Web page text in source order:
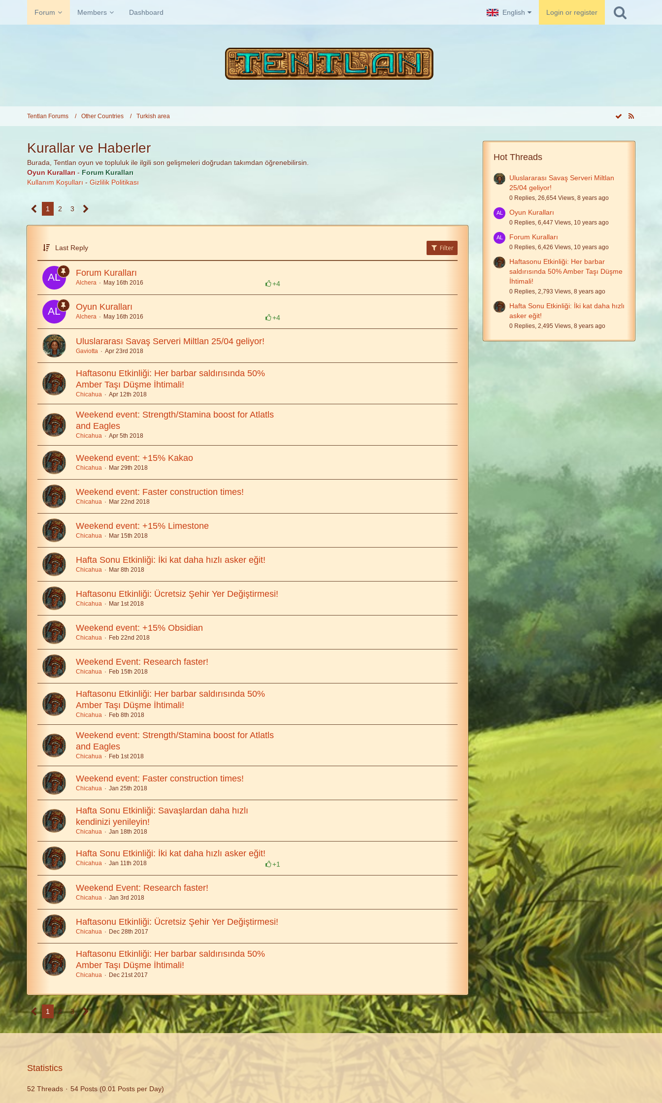
Forum Members Dashboard English Login or register
Tentlan Forums Other Countries Turkish area
Kurallar ve Haberler
Burada, Tentlan oyun ve topluluk ile ilgili son gelişmeleri doğrudan takımdan öğrenebilirsin.
Oyun Kuralları- Forum Kuralları
Kullanım Koşulları - Gizlilik Politikası
1 2 3
Last Reply Filter
Forum Kuralları
+4
Alchera May 16th 2016
Oyun Kuralları
+4
Alchera May 16th 2016
Uluslararası Savaş Serveri Miltlan 25/04 geliyor!
Gaviotta Apr 23rd 2018
Haftasonu Etkinliği: Her barbar saldırısında 50%
Amber Taşı Düşme İhtimali!
Chicahua Apr 12th 2018
Weekend event: Strength/Stamina boost for Atlatls
and Eagles
Chicahua Apr 5th 2018
Weekend event: +15% Kakao
Chicahua Mar 29th 2018
Weekend event: Faster construction times!
Chicahua Mar 22nd 2018
Weekend event: +15% Limestone
Chicahua Mar 15th 2018
Hafta Sonu Etkinliği: İki kat daha hızlı asker eğit!
Chicahua Mar 8th 2018
Haftasonu Etkinliği: Ücretsiz Şehir Yer Değiştirmesi!
Chicahua Mar 1st 2018
Weekend event: +15% Obsidian
Chicahua Feb 22nd 2018
Weekend Event: Research faster!
Chicahua Feb 15th 2018
Haftasonu Etkinliği: Her barbar saldırısında 50%
Amber Taşı Düşme İhtimali!
Chicahua Feb 8th 2018
Weekend event: Strength/Stamina boost for Atlatls
and Eagles
Chicahua Feb 1st 2018
Weekend event: Faster construction times!
Chicahua Jan 25th 2018
Hafta Sonu Etkinliği: Savaşlardan daha hızlı
kendinizi yenileyin!
Chicahua Jan 18th 2018
Hafta Sonu Etkinliği: İki kat daha hızlı asker eğit!
+1
Chicahua Jan 11th 2018
Weekend Event: Research faster!
Chicahua Jan 3rd 2018
Haftasonu Etkinliği: Ücretsiz Şehir Yer Değiştirmesi!
Chicahua Dec 28th 2017
Haftasonu Etkinliği: Her barbar saldırısında 50%
Amber Taşı Düşme İhtimali!
Chicahua Dec 21st 2017
1 2 3
Hot Threads
Uluslararası Savaş Serveri Miltlan
25/04 geliyor!
0 Replies, 26,654 Views, 8 years ago
Oyun Kuralları
0 Replies, 6,447 Views, 10 years ago
Forum Kuralları
0 Replies, 6,426 Views, 10 years ago
Haftasonu Etkinliği: Her barbar
saldırısında 50% Amber Taşı Düşme
İhtimali!
0 Replies, 2,793 Views, 8 years ago
Hafta Sonu Etkinliği: İki kat daha hızlı
asker eğit!
0 Replies, 2,495 Views, 8 years ago
Statistics
52 Threads 54 Posts (0.01 Posts per Day)